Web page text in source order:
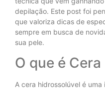
depilação. Este post foi
que valoriza dicas de
sempre em busca de
sua pele.
O que é
A cera hidrossolúvel é